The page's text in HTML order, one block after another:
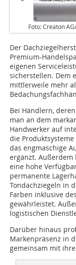
Foto: Creaton
Der
Premium-
eigenen
sicherstellen. Dem
mittlerweile mehr
Bei Händlern,
man an dem
Handwerker auf
die
das engmaschige
ergänzt. Außerdem
eine hohe
permanente
Tondachziegeln in
Farben inklusive
gewährleistet.
logistischen
Darüber hinaus
Markenpräsenz in
gemeinsam mit